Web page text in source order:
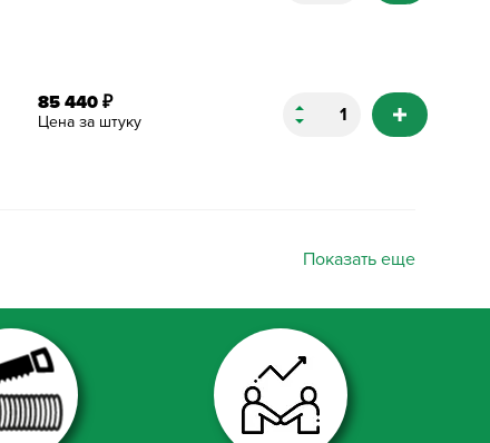
85 440 ₽
Цена за штуку
Показать еще